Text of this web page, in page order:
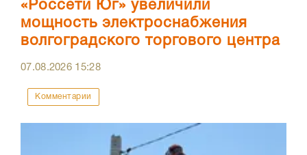
«Россети Юг» увеличили
мощность электроснабжения
волгоградского торгового центра
07.08.2026 15:28
Комментарии